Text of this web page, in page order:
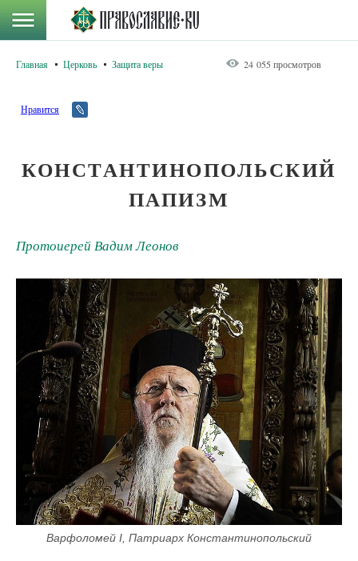
Главная Церковь Защита веры 24 055 просмотров
Нравится
КОНСТАНТИНОПОЛЬСКИЙ
ПАПИЗМ
Протоиерей Вадим Леонов
Варфоломей I, Патриарх Константинопольский